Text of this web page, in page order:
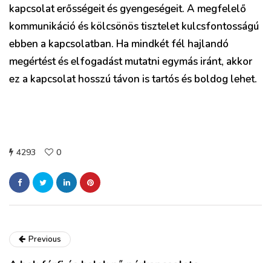
kapcsolat erősségeit és gyengeségeit. A megfelelő
kommunikáció és kölcsönös tisztelet kulcsfontosságú
ebben a kapcsolatban. Ha mindkét fél hajlandó
megértést és elfogadást mutatni egymás iránt, akkor
ez a kapcsolat hosszú távon is tartós és boldog lehet.
4293 0
Previous